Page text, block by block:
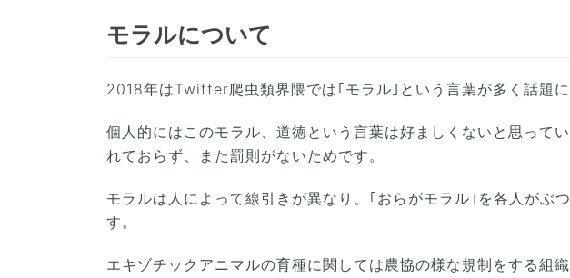
モラルについて
2018年はTwitter爬虫類界隈では｢モラル｣という言葉が多く話題に
個人的にはこのモラル、道徳という言葉は好ましくないと思って
れておらず、また罰則がないためです。
モラルは人によって線引きが異なり、｢おらがモラル｣を各人がぶ
す。
エキゾチックアニマルの育種に関しては農協の様な規制をする組